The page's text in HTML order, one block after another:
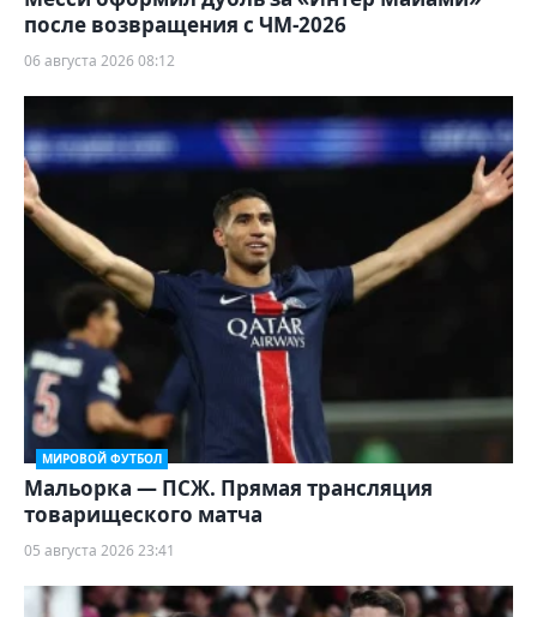
после возвращения с ЧМ-2026
06 августа 2026 08:12
МИРОВОЙ ФУТБОЛ
Мальорка — ПСЖ. Прямая трансляция
товарищеского матча
05 августа 2026 23:41